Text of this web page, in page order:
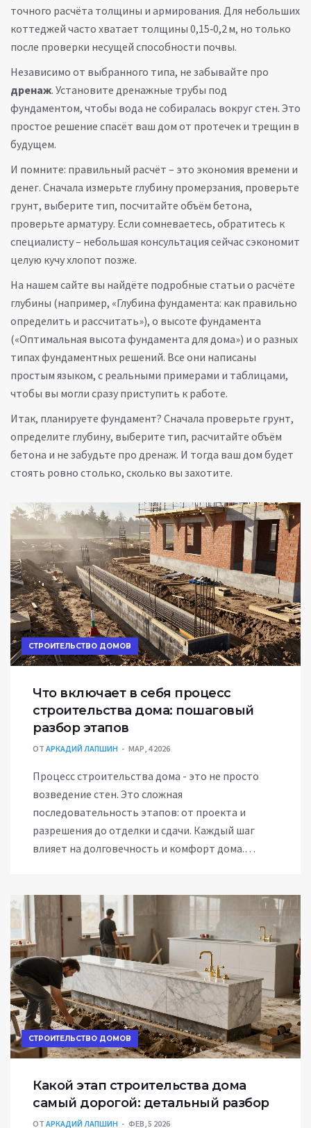
точного расчёта толщины и армирования. Для небольших
коттеджей часто хватает толщины 0,15‑0,2 м, но только
после проверки несущей способности почвы.
Независимо от выбранного типа, не забывайте про
дренаж. Установите дренажные трубы под
фундаментом, чтобы вода не собиралась вокруг стен. Это
простое решение спасёт ваш дом от протечек и трещин в
будущем.
И помните: правильный расчёт – это экономия времени и
денег. Сначала измерьте глубину промерзания, проверьте
грунт, выберите тип, посчитайте объём бетона,
проверьте арматуру. Если сомневаетесь, обратитесь к
специалисту – небольшая консультация сейчас сэкономит
целую кучу хлопот позже.
На нашем сайте вы найдёте подробные статьи о расчёте
глубины (например, «Глубина фундамента: как правильно
определить и рассчитать»), о высоте фундамента
(«Оптимальная высота фундамента для дома») и о разных
типах фундаментных решений. Все они написаны
простым языком, с реальными примерами и таблицами,
чтобы вы могли сразу приступить к работе.
Итак, планируете фундамент? Сначала проверьте грунт,
определите глубину, выберите тип, расчитайте объём
бетона и не забудьте про дренаж. И тогда ваш дом будет
стоять ровно столько, сколько вы захотите.
СТРОИТЕЛЬСТВО ДОМОВ
Что включает в себя процесс
строительства дома: пошаговый
разбор этапов
ОТ АРКАДИЙ ЛАПШИН МАР, 4 2026
Процесс строительства дома - это не просто
возведение стен. Это сложная
последовательность этапов: от проекта и
разрешения до отделки и сдачи. Каждый шаг
влияет на долговечность и комфорт дома.
СТРОИТЕЛЬСТВО ДОМОВ
Какой этап строительства дома
самый дорогой: детальный разбор
ОТ АРКАДИЙ ЛАПШИН ФЕВ, 5 2026